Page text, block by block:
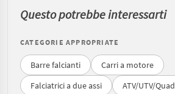
Questo potrebbe interessarti
CATEGORIE APPROPRIATE
Barre falcianti
Carri a motore
Falciatrici a due assi
ATV/UTV/Quad